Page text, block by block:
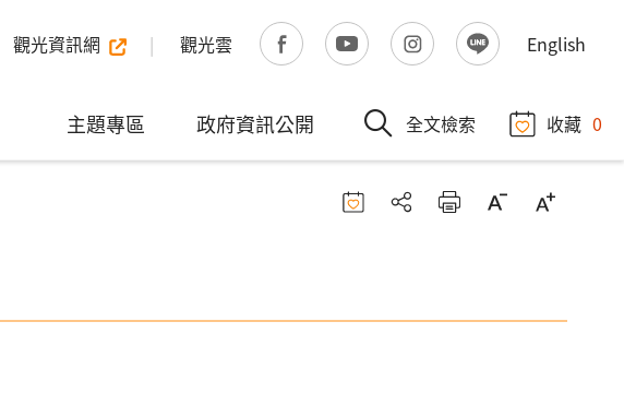
觀光資訊網 觀光雲 English
主題專區 政府資訊公開 全文檢索 收藏 0